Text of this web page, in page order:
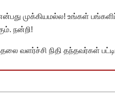
முக்கியமல்ல! உங்கள்
நன்றி!
வளர்ச்சி நிதி தந்தவர்கள்